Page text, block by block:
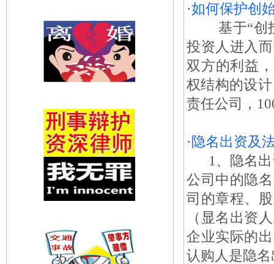
·如何保护创
基于“创投
投资人进入
双方的利益
权结构的设
责任公司，
·隐名出资及
1、隐名出
公司中的隐
司的章程、
（显名出资
企业实际的
认购人是隐